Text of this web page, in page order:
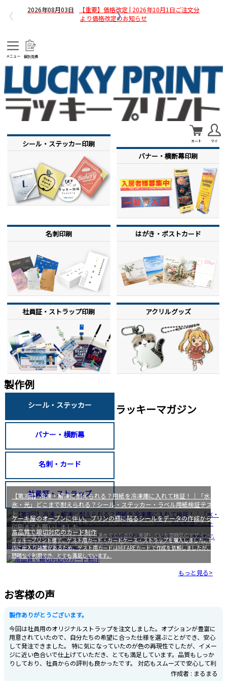
2026年08月03日
【重要】価格改定 | 2026年10月1日ご注文分
より価格改定のお知らせ
2026年07月29日
〈 〉
メニュー 個別見積
マイ
カート
シール・ステッカー印刷
バナー・横断幕印刷
名刺印刷 はがき・ポストカード
社員証・ストラップ印刷 アクリルグッズ
製作例
シール・ステッカー
バナー・横断幕
名刺・カード
社員証・ストラップ
ラッキーマガジン
【第3回】冷凍・解凍に耐えられる？用紙を冷凍庫に入れて検証！｜「水・
氷・光」どこまで耐えられる？シール・ステッカー・ラベル用紙検証テス
ト
「冷凍食品や冷蔵品にシールを貼りたいけれど、冷凍庫に入れたら剥がれたり、解凍した
とき水分でふやけたりしないかな？」そんな疑問にお答えするため、今回はシール・ステ
ッカーの種類ごとに「冷凍・解凍環境でどれだけ耐えられるか」の実験を行いました。
ケーキ屋のオープンに伴い、プリンの瓶に貼るシールをデータの作成から
印刷までお願いしました。
細かく要望を確認していただきながら進めてくださり、希望していた雰囲気のデザインに
仕上げていただきました。 やり取りもとても丁寧で、初めての依頼でしたが安心してお願
いすることができました。
高品質で親切対応のカード制作
ラッキープリント様で、ゲスト用カード・カードケース・ストラップを購入しました。社
内に出入り装置があるため、ゲスト用カードはMIFAREカードで作成を依頼しましたが、
問題なく利用でき、とても満足しています。
もっと見る>
お客様の声
製作ありがとうございます。
今回は社員用のオリジナルストラップを注文しました。オプションが豊富に
用意されていたので、自分たちの希望に合った仕様を選ぶことができ、安心
して発注できました。 特に気になっていたのが色の再現性でしたが、イメー
ジに近い色合いで仕上げていただき、とても満足しています。品質もしっか
りしており、社員からの評判も良かったです。 対応もスムーズで安心して利
用できたので、次回もオリジナルグッズを作る機会があればお願いしたいと
作成者 : まるまる